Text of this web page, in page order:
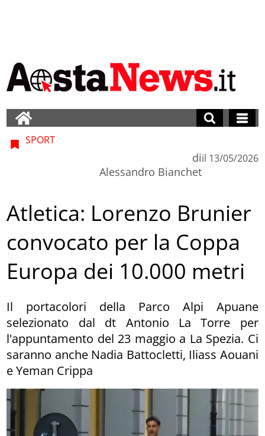
SPORT
di
Alessandro Bianchet
il 13/05/2026
Atletica: Lorenzo Brunier
convocato per la Coppa
Europa dei 10.000 metri
Il portacolori della Parco Alpi Apuane
selezionato dal dt Antonio La Torre per
l'appuntamento del 23 maggio a La Spezia. Ci
saranno anche Nadia Battocletti, Iliass Aouani
e Yeman Crippa